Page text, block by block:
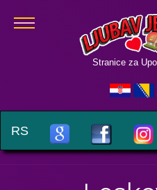
Stranice za
RS